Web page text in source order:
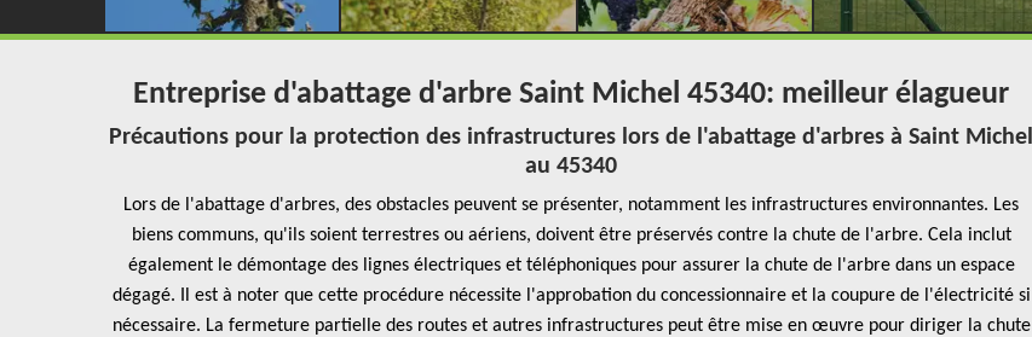
Entreprise d'abattage d'arbre Saint Michel 45340: meilleur élagueur
Précautions pour la protection des infrastructures lors de l'abattage d'arbres à Saint Michel
au 45340
Lors de l'abattage d'arbres, des obstacles peuvent se présenter, notamment les infrastructures environnantes. Les
biens communs, qu'ils soient terrestres ou aériens, doivent être préservés contre la chute de l'arbre. Cela inclut
également le démontage des lignes électriques et téléphoniques pour assurer la chute de l'arbre dans un espace
dégagé. Il est à noter que cette procédure nécessite l'approbation du concessionnaire et la coupure de l'électricité si
nécessaire. La fermeture partielle des routes et autres infrastructures peut être mise en œuvre pour diriger la chute